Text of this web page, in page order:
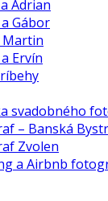
Adrian
Gábor
Martin
Ervín
svadobného
– Banská
Zvolen
a Airbnb